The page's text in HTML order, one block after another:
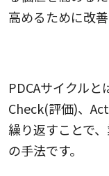
高めるために改
PDCAサイクルと
Check(評価)、
繰り返すことで
の手法です。